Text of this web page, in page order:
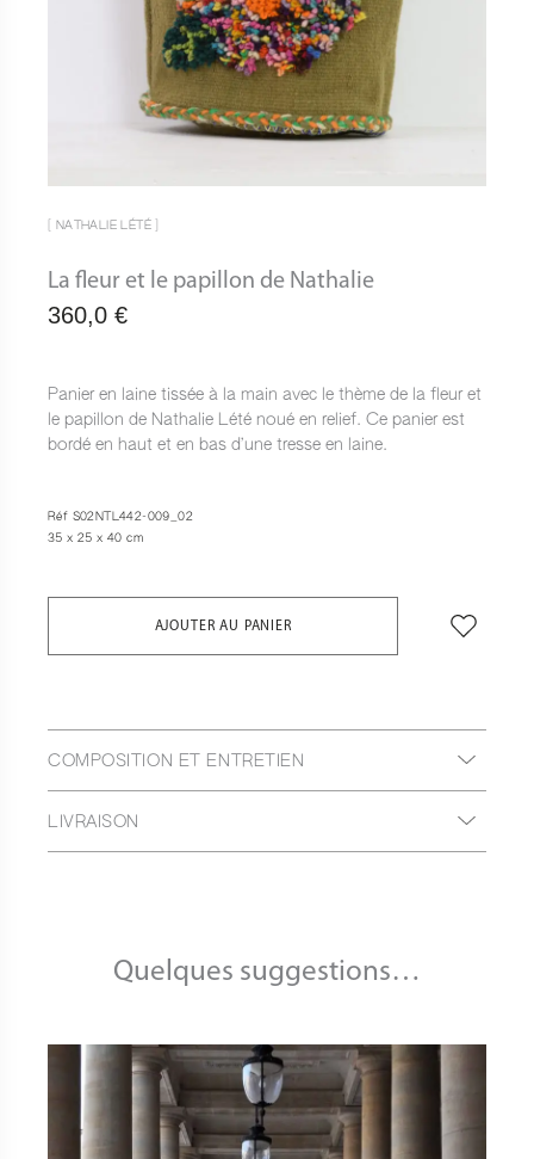
[ NATHALIE LÉTÉ ]
La fleur et le papillon de Nathalie
360,0 €
Panier en laine tissée à la main avec le thème de la fleur et
le papillon de Nathalie Lété noué en relief. Ce panier est
bordé en haut et en bas d’une tresse en laine.
Réf S02NTL442-009_02
35 x 25 x 40 cm
AJOUTER AU PANIER
COMPOSITION ET ENTRETIEN
LIVRAISON
Quelques suggestions…